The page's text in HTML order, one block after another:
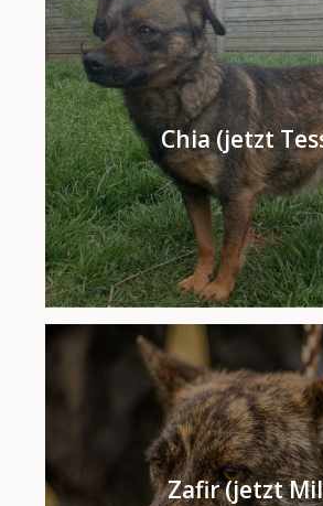
Chia (jetzt
Zafir (jetzt